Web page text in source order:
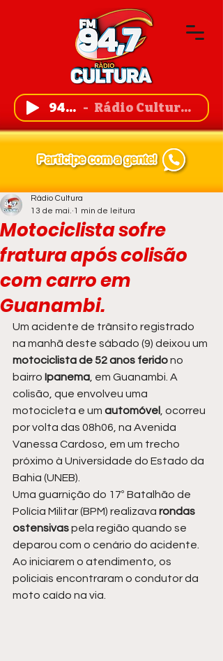
94,7 FM Rádio Cultura de Guanambi
Motociclista sofre
fratura após colisão
com carro em
Guanambi.
Rádio Cultura
13 de mai. 1 min de leitura
Um acidente de trânsito registrado
na manhã deste sábado (9) deixou um
motociclista de 52 anos ferido no
bairro Ipanema , em Guanambi. A
colisão, que envolveu uma
motocicleta e um automóvel
, ocorreu
por volta das 08h06, na Avenida
Vanessa Cardoso, em um trecho
próximo à Universidade do Estado da
Bahia (UNEB).
Uma guarnição do 17º Batalhão de
Polícia Militar (BPM) realizava rondas
ostensivas pela região quando se
deparou com o cenário do acidente.
Ao iniciarem o atendimento, os
policiais encontraram o condutor da
moto caído na via.